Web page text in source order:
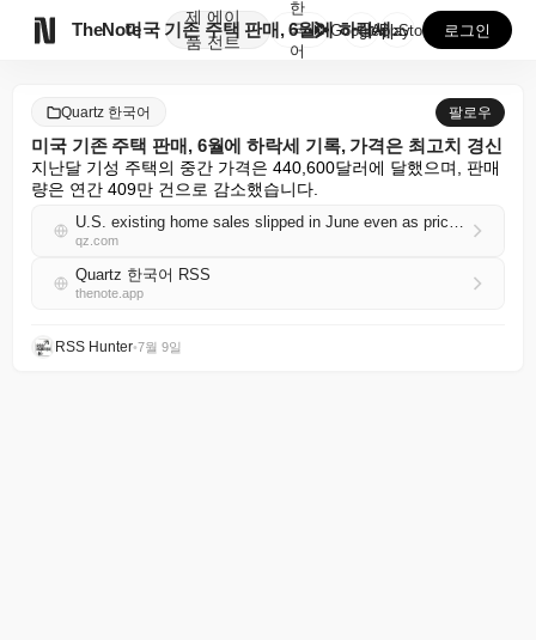
TheNote
제
품
에이
전트
미국 기존 주택 판매, 6월에 하락세 기록, 가격은 최...
한
국
어
GooglePlay
AppStore 로그인
Quartz 한국어 팔로우
미국 기존 주택 판매, 6월에 하락세 기록, 가격은 최고치 경신
지난달 기성 주택의 중간 가격은 440,600달러에 달했으며, 판매
량은 연간 409만 건으로 감소했습니다.
U.S. existing home sales slipped in June even as prices hit a record high
qz.com
Quartz 한국어 RSS
thenote.app
RSS Hunter•7월 9일